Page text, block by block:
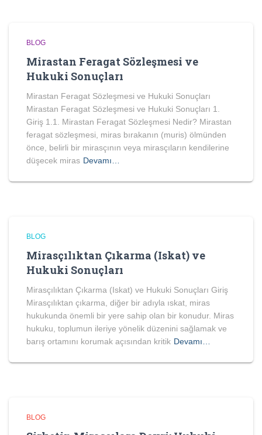
BLOG
Mirastan Feragat Sözleşmesi ve
Hukuki Sonuçları
Mirastan Feragat Sözleşmesi ve Hukuki Sonuçları
Mirastan Feragat Sözleşmesi ve Hukuki Sonuçları 1.
Giriş 1.1. Mirastan Feragat Sözleşmesi Nedir? Mirastan
feragat sözleşmesi, miras bırakanın (muris) ölmünden
önce, belirli bir mirasçının veya mirasçıların kendilerine
düşecek miras Devamı…
BLOG
Mirasçılıktan Çıkarma (Iskat) ve
Hukuki Sonuçları
Mirasçılıktan Çıkarma (Iskat) ve Hukuki Sonuçları Giriş
Mirasçılıktan çıkarma, diğer bir adıyla ıskat, miras
hukukunda önemli bir yere sahip olan bir konudur. Miras
hukuku, toplumun ileriye yönelik düzenini sağlamak ve
barış ortamını korumak açısından kritik Devamı…
BLOG